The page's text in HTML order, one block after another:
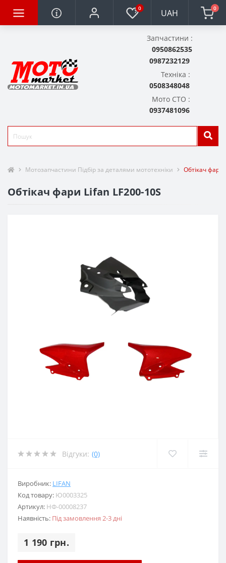
0 UAH 0
Запчастини :
0950862535
0987232129
Техніка :
0508348048
Мото СТО :
0937481096
Мотозапчастини Підбір за деталями мототехніки Обтікач фари
Обтікач фари Lifan LF200-10S
Відгуки: (0)
Виробник: LIFAN
Код товару: Ю0003325
Артикул: НФ-00008237
Наявність: Під замовлення 2-3 дні
1 190 грн.